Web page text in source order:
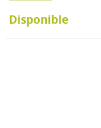
Disponible